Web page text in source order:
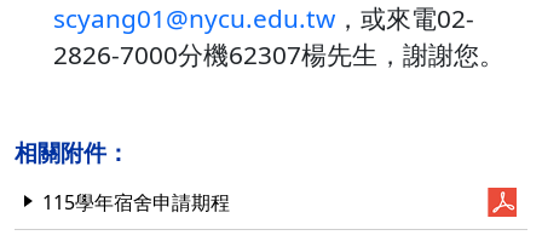
scyang01@nycu.edu.tw ，或來電02-
2826-7000分機62307楊先生，謝謝您。
相關附件：
115學年宿舍申請期程